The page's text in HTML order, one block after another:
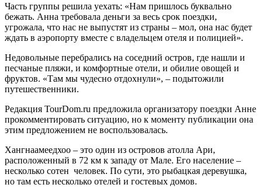
Часть группы решила уехать: «Нам пришлось буквально
бежать. Анна требовала деньги за весь срок поездки,
угрожала, что нас не выпустят из страны – мол, она нас будет
ждать в аэропорту вместе с владельцем отеля и полицией».
Недовольные перебрались на соседний остров, где нашли и
песчаные пляжи, и комфортные отели, и обилие овощей и
фруктов. «Там мы чудесно отдохнули», – подытожили
путешественники.
Редакция TourDom.ru предложила организатору поездки Анне
прокомментировать ситуацию, но к моменту публикации она
этим предложением не воспользовалась.
Хангнаамеедхоо – это один из островов атолла Ари,
расположенный в 72 км к западу от Мале. Его население –
несколько сотен человек. По сути, это рыбацкая деревушка,
но там есть несколько отелей и гостевых домов.